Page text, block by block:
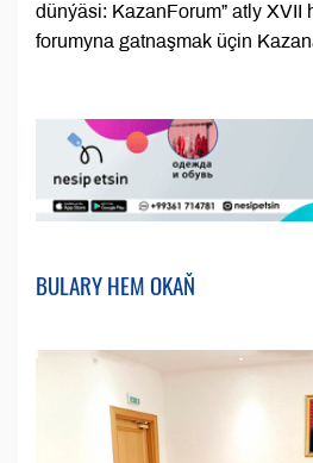
dünýäsi: KazanForum” atly XVII
forumyna gatnaşmak üçin
BULARY HEM OKAŇ